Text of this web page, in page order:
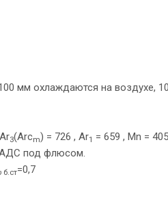
мм охлаждаются на воздухе,
3(Arcm) = 726 , Ar1 = 659 , Mn = 405
АДС под флюсом.
б.ст=0,7